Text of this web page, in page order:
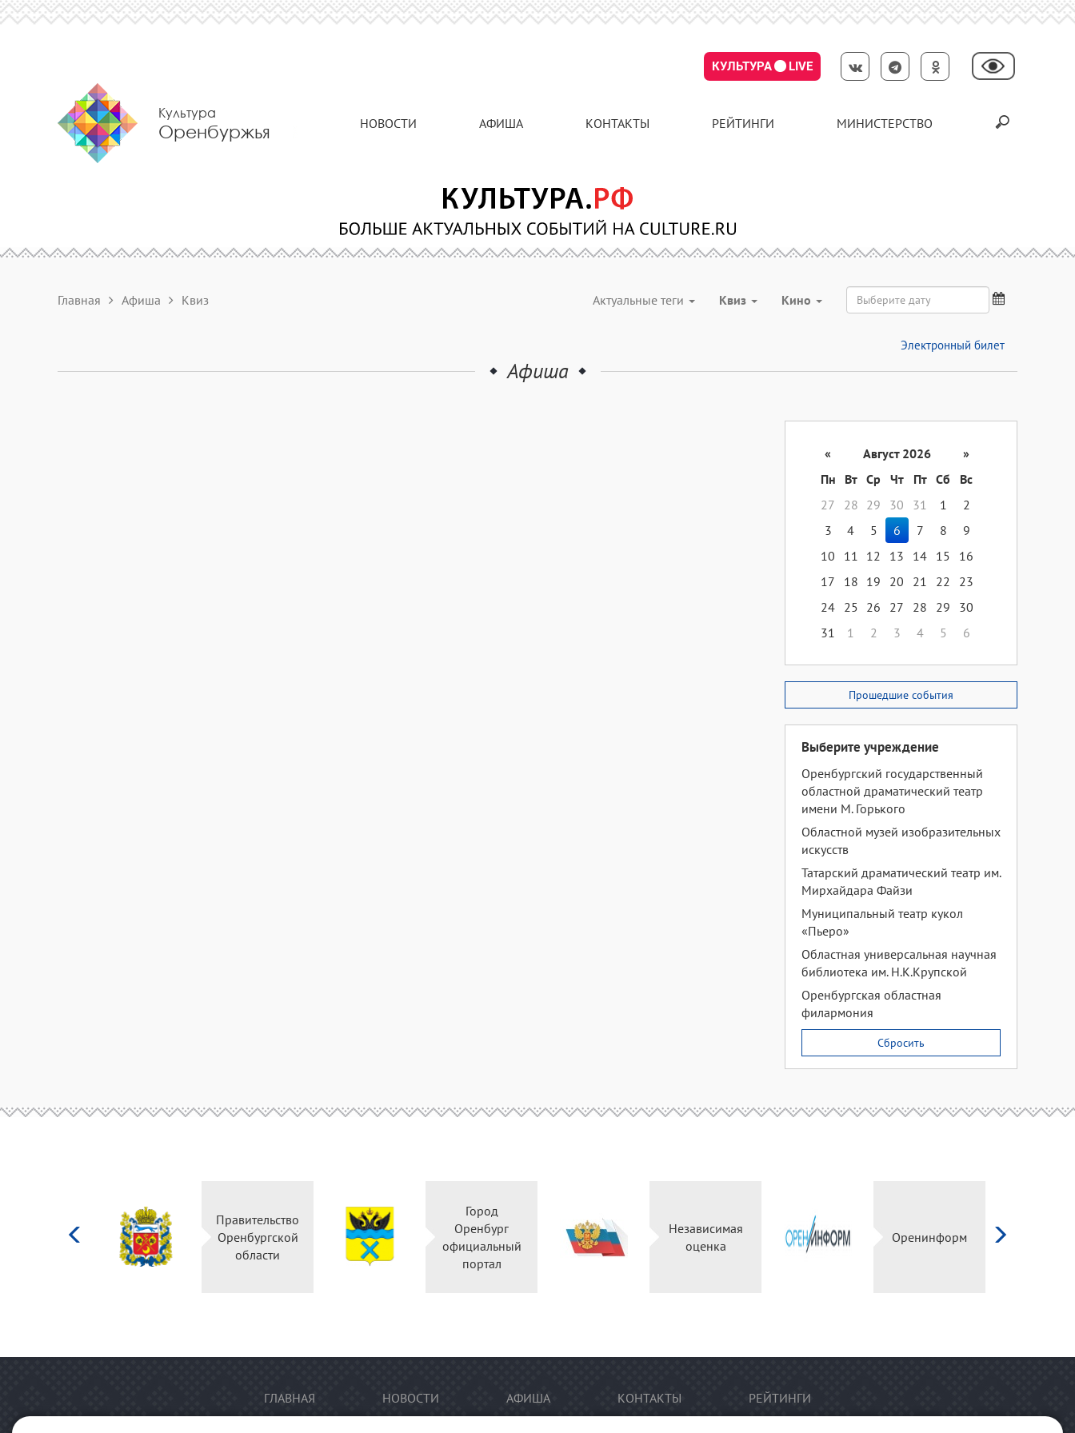
КУЛЬТУРА LIVE
Культура
Оренбуржья НОВОСТИ АФИША КОНТАКТЫ РЕЙТИНГИ МИНИСТЕРСТВО
Главная Афиша Квиз Актуальные теги Квиз Кино
Электронный билет
Афиша
« Август 2026
»
Пн
Вт Ср Чт Пт Сб
Вс
27
28 29 30 31 1
2
3
4 5 6 7 8
9
10
11 12 13 14 15
16
17
18 19 20 21 22
23
24 25 26 27 28 29
30
31
1 2 3 4 5 6
Прошедшие события
Выберите учреждение
Оренбургский государственный
областной драматический театр
имени М. Горького
Областной музей изобразительных
искусств
Татарский драматический театр им.
Мирхайдара Файзи
Муниципальный театр кукол
«Пьеро»
Областная универсальная научная
библиотека им. Н.К.Крупской
Оренбургская областная
филармония
Сбросить
Правительство
Оренбургской
области
Город
Оренбург
официальный
портал
Независимая
оценка
Оренинформ
ГЛАВНАЯ НОВОСТИ АФИША КОНТАКТЫ РЕЙТИНГИ